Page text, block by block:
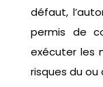
défaut,
permis de
exécuter les
risques du